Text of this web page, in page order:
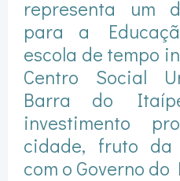
representa um
para a
escola de tempo
Centro Social
Barra do
investimento
cidade, fruto da
com o Governo do